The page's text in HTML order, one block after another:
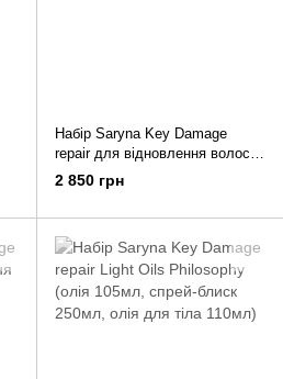
Набір Saryna Key Damage
repair для відновлення волосся
(шампунь 500 мл, маска 500
мл, олія 105 мл)
2 850 грн